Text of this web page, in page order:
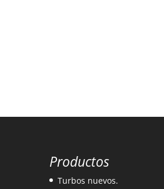
Productos
Turbos nuevos.